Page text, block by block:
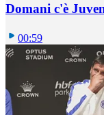
Domani c'è
00:59